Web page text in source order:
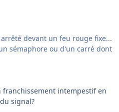
devant un feu rouge fixe...
sémaphore ou d'un carré dont
franchissement intempestif en
signal?